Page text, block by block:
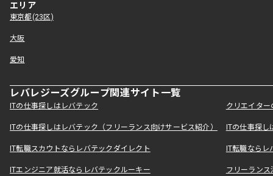
エリア
東京都(23区)
大阪
愛知
レバレジーズグループ関連サイト一覧
ITの仕事探しはレバテック クリエイタ
ITの仕事探しはレバテック（フリーランス向けサービス紹介） ITの仕事探
IT転職スカウトならレバテックダイレクト IT転職なら
ITエンジニア就活ならレバテックルーキー フリーラン